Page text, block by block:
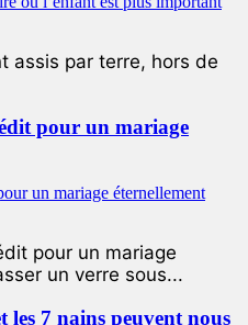
assis par terre, hors de
pour un mariage
pour un mariage
un verre sous...
les 7 nains peuvent nous